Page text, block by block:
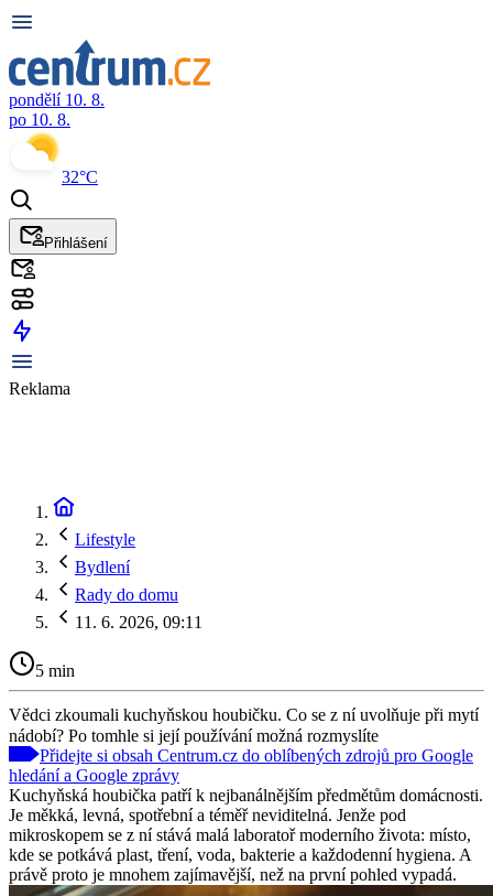
pondělí 10. 8.
po 10. 8.
32°C
Přihlášení
Reklama
Lifestyle
Bydlení
Rady do domu
11. 6. 2026, 09:11
5 min
Vědci zkoumali kuchyňskou houbičku. Co se z ní uvolňuje při mytí
nádobí? Po tomhle si její používání možná rozmyslíte
Přidejte si obsah Centrum.cz do oblíbených zdrojů pro Google
hledání a Google zprávy
Kuchyňská houbička patří k nejbanálnějším předmětům domácnosti.
Je měkká, levná, spotřební a téměř neviditelná. Jenže pod
mikroskopem se z ní stává malá laboratoř moderního života: místo,
kde se potkává plast, tření, voda, bakterie a každodenní hygiena. A
právě proto je mnohem zajímavější, než na první pohled vypadá.